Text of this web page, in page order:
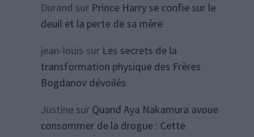
Durand sur Prince Harry se confie sur le
deuil et la perte de sa mère
jean-louis sur Les secrets de la
transformation physique des Frères
Bogdanov dévoilés
Justinesur Quand Aya Nakamura avoue
consommer de la drogue : Cette